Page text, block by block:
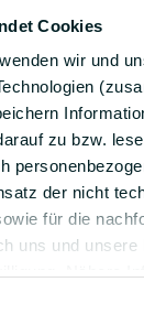
Cookies
wir und
zu bzw.
der nicht
für die
uns und unsere
betreiben: Es
(Issues) von
der
Beobachtung
und
– aber